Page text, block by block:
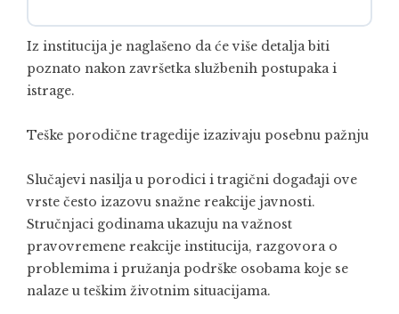
Iz institucija je naglašeno da će više detalja biti
poznato nakon završetka službenih postupaka i
istrage.
Teške porodične tragedije izazivaju posebnu pažnju
Slučajevi nasilja u porodici i tragični događaji ove
vrste često izazovu snažne reakcije javnosti.
Stručnjaci godinama ukazuju na važnost
pravovremene reakcije institucija, razgovora o
problemima i pružanja podrške osobama koje se
nalaze u teškim životnim situacijama.